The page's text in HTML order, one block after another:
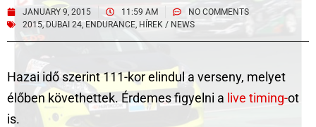
JANUARY 9, 2015 11:59 AM
NO COMMENTS
2015, DUBAI 24,ENDURANCE, HÍREK / NEWS
Hazai idő szerint 111-kor elindul a verseny, melyet
élőben követhettek. Érdemes figyelni a live timing-ot
is.